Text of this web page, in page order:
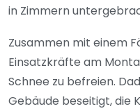
in Zimmern
Zusammen mit einem
Einsatzkräfte am
Schnee zu befreien.
Gebäude beseitigt, die